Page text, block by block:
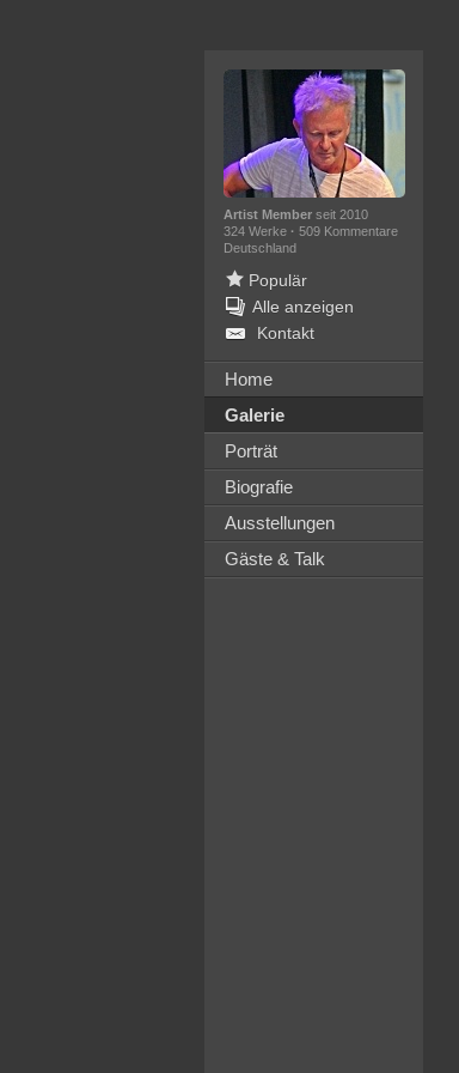
Artist Memberseit 2010
324 Werke · 509 Kommentare
Deutschland
Populär
Alle anzeigen
Kontakt
Home
Galerie
Porträt
Biografie
Ausstellungen
Gäste & Talk